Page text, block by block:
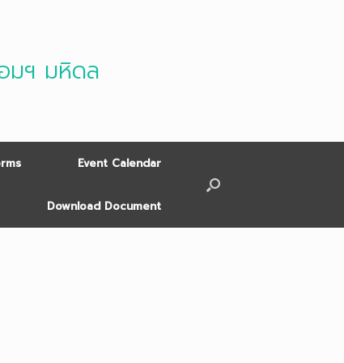
มฯ มหิดล
Event Calendar
Download Document